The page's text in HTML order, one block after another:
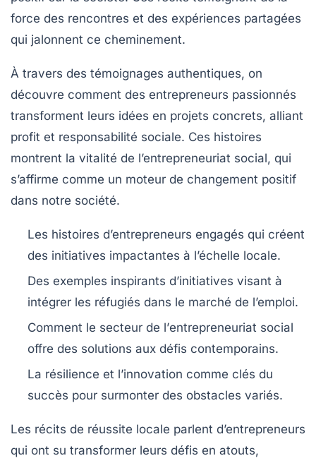
force des rencontres et des expériences partagées
qui jalonnent ce cheminement.
À travers des témoignages authentiques, on
découvre comment des entrepreneurs passionnés
transforment leurs idées en projets concrets, alliant
profit et responsabilité sociale. Ces histoires
montrent la vitalité de l’entrepreneuriat social, qui
s’affirme comme un moteur de changement positif
dans notre société.
Les histoires d’entrepreneurs engagés qui créent
des initiatives impactantes à l’échelle locale.
Des exemples inspirants d’initiatives visant à
intégrer les réfugiés dans le marché de l’emploi.
Comment le secteur de l’entrepreneuriat social
offre des solutions aux défis contemporains.
La résilience et l’innovation comme clés du
succès pour surmonter des obstacles variés.
Les récits de réussite locale parlent d’entrepreneurs
qui ont su transformer leurs défis en atouts,